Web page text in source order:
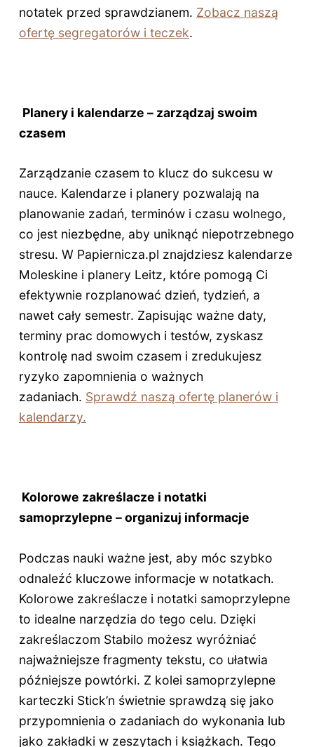
notatek przed sprawdzianem. Zobacz naszą
ofertę segregatorów i teczek.
Planery i kalendarze – zarządzaj swoim
czasem
Zarządzanie czasem to klucz do sukcesu w
nauce. Kalendarze i planery pozwalają na
planowanie zadań, terminów i czasu wolnego,
co jest niezbędne, aby uniknąć niepotrzebnego
stresu. W Papiernicza.pl znajdziesz kalendarze
Moleskine i planery Leitz, które pomogą Ci
efektywnie rozplanować dzień, tydzień, a
nawet cały semestr. Zapisując ważne daty,
terminy prac domowych i testów, zyskasz
kontrolę nad swoim czasem i zredukujesz
ryzyko zapomnienia o ważnych
zadaniach. Sprawdź naszą ofertę planerów i
kalendarzy.
Kolorowe zakreślacze i notatki
samoprzylepne – organizuj informacje
Podczas nauki ważne jest, aby móc szybko
odnaleźć kluczowe informacje w notatkach.
Kolorowe zakreślacze i notatki samoprzylepne
to idealne narzędzia do tego celu. Dzięki
zakreślaczom Stabilo możesz wyróżniać
najważniejsze fragmenty tekstu, co ułatwia
późniejsze powtórki. Z kolei samoprzylepne
karteczki Stick’n świetnie sprawdzą się jako
przypomnienia o zadaniach do wykonania lub
jako zakładki w zeszytach i książkach. Tego